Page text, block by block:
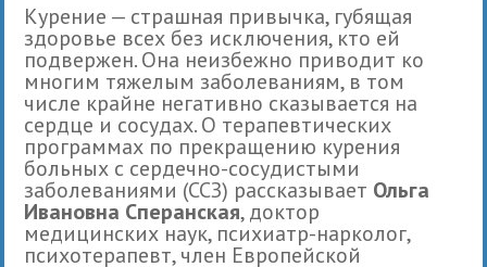
Курение — страшная привычка, губящая
здоровье всех без исключения, кто ей
подвержен. Она неизбежно приводит ко
многим тяжелым заболеваниям, в том
числе крайне негативно сказывается на
сердце и сосудах. О терапевтических
программах по прекращению курения
больных с сердечно-сосудистыми
заболеваниями (ССЗ) рассказывает Ольга
Ивановна Сперанская, доктор
медицинских наук, психиатр-нарколог,
психотерапевт, член Европейской